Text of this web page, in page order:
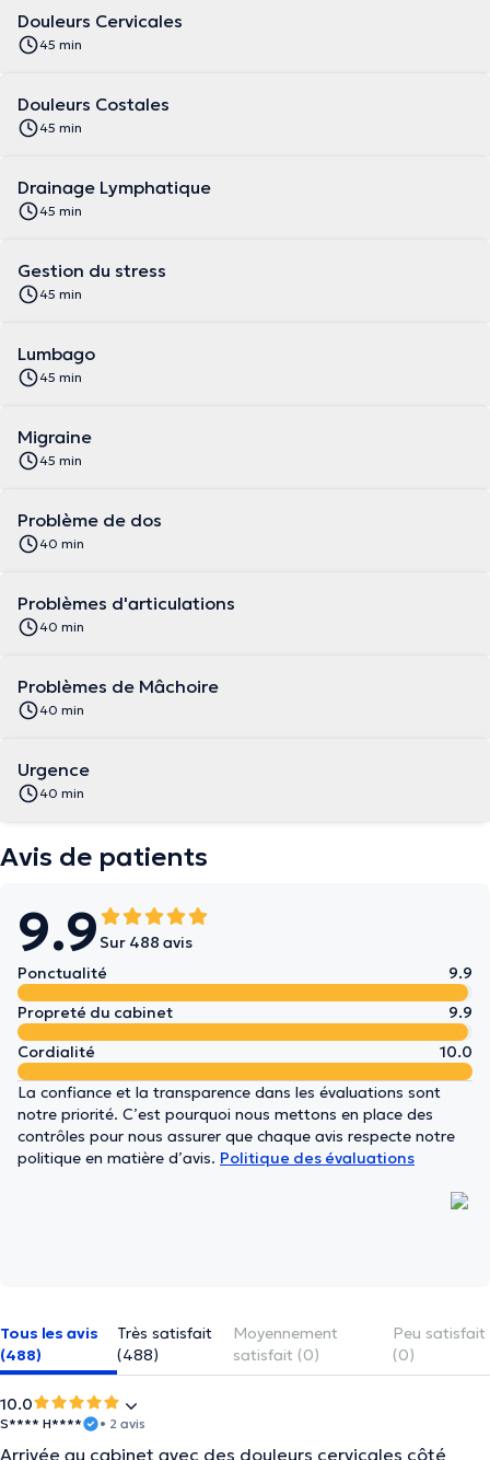
Douleurs Cervicales
45 min
Douleurs Costales
45 min
Drainage Lymphatique
45 min
Gestion du stress
45 min
Lumbago
45 min
Migraine
45 min
Problème de dos
40 min
Problèmes d'articulations
40 min
Problèmes de Mâchoire
40 min
Urgence
40 min
Avis de patients
9.9 Sur 488 avis
Ponctualité
9.9
Propreté du cabinet
9.9
Cordialité
10.0
La confiance et la transparence dans les évaluations sont
notre priorité. C’est pourquoi nous mettons en place des
contrôles pour nous assurer que chaque avis respecte notre
politique en matière d’avis. Politique des évaluations
Tous les avis
(488)
Très satisfait
(488)
Moyennement
satisfait (0)
Peu satisfait
(0)
10.0
S**** H**** • 2 avis
Arrivée au cabinet avec des douleurs cervicales côté